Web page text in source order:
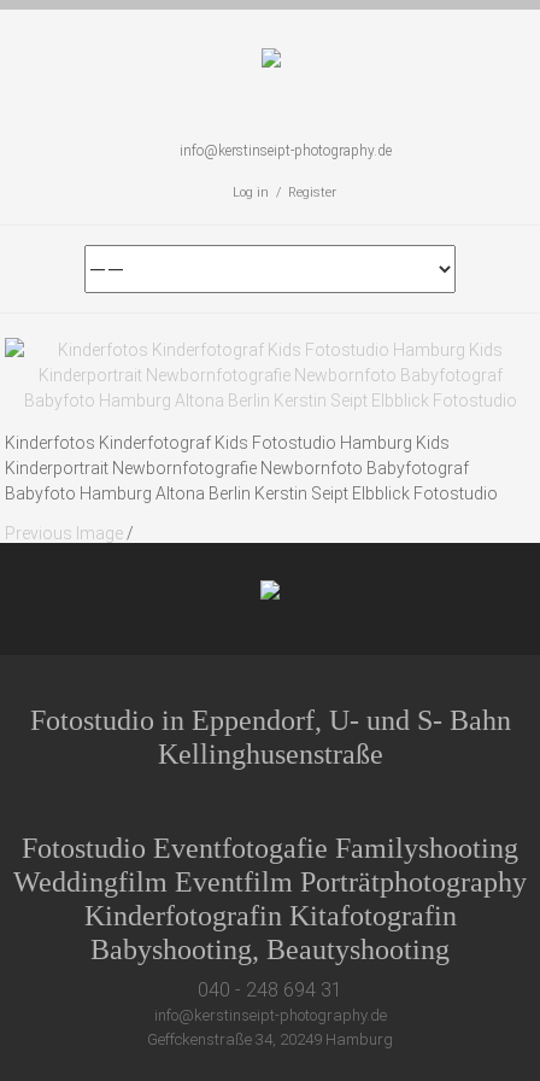
info@kerstinseipt-photography.de
Log in / Register
Kinderfotos Kinderfotograf Kids Fotostudio Hamburg Kids
Kinderportrait Newbornfotografie Newbornfoto Babyfotograf
Babyfoto Hamburg Altona Berlin Kerstin Seipt Elbblick Fotostudio
Previous Image /
Fotostudio in Eppendorf, U- und S- Bahn
Kellinghusenstraße
Fotostudio Eventfotogafie Familyshooting
Weddingfilm Eventfilm Porträtphotography
Kinderfotografin Kitafotografin
Babyshooting, Beautyshooting
040 - 248 694 31
info@kerstinseipt-photography.de
Geffckenstraße 34, 20249 Hamburg